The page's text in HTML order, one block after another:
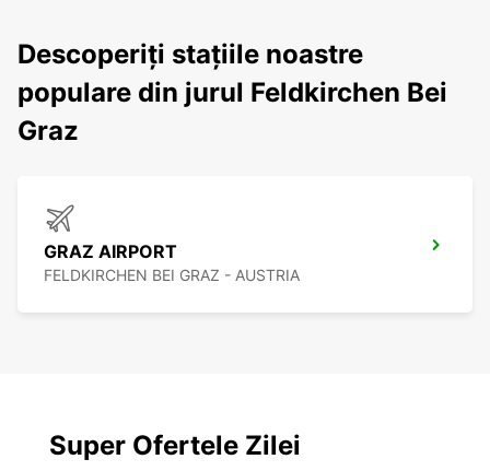
Descoperiți stațiile noastre
populare din jurul Feldkirchen Bei
Graz
GRAZ AIRPORT
FELDKIRCHEN BEI GRAZ - AUSTRIA
Super Ofertele Zilei